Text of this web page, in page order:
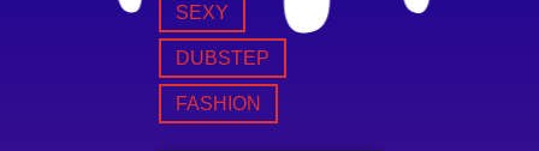
SEXY
DUBSTEP
FASHION